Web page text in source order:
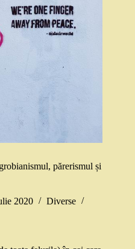
părerismul și
2020
Diverse